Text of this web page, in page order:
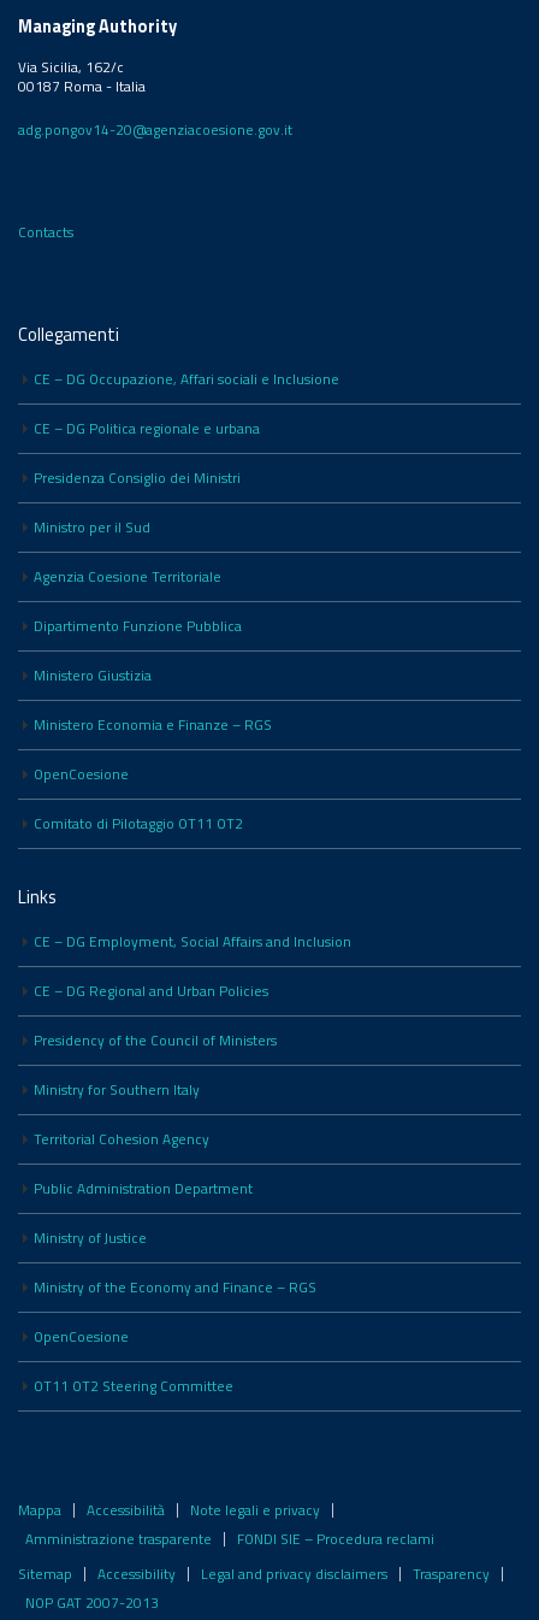
Managing Authority
Via Sicilia, 162/c
00187 Roma - Italia
adg.pongov14-20@agenziacoesione.gov.it
Contacts
Collegamenti
CE – DG Occupazione, Affari sociali e Inclusione
CE – DG Politica regionale e urbana
Presidenza Consiglio dei Ministri
Ministro per il Sud
Agenzia Coesione Territoriale
Dipartimento Funzione Pubblica
Ministero Giustizia
Ministero Economia e Finanze – RGS
OpenCoesione
Comitato di Pilotaggio OT11 OT2
Links
CE – DG Employment, Social Affairs and Inclusion
CE – DG Regional and Urban Policies
Presidency of the Council of Ministers
Ministry for Southern Italy
Territorial Cohesion Agency
Public Administration Department
Ministry of Justice
Ministry of the Economy and Finance – RGS
OpenCoesione
OT11 OT2 Steering Committee
Mappa Accessibilità
Note legali e privacy
Amministrazione trasparente
FONDI SIE – Procedura reclami
Sitemap
Accessibility Legal and privacy disclaimers
Trasparency
NOP GAT 2007-2013